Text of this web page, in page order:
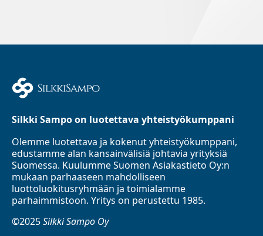
Silkki Sampo on luotettava yhteistyökumppani
Olemme luotettava ja kokenut yhteistyökumppani,
edustamme alan kansainvälisiä johtavia yrityksiä
Suomessa. Kuulumme Suomen Asiakastieto Oy:n
mukaan parhaaseen mahdolliseen
luottoluokitusryhmään ja toimialamme
parhaimmistoon. Yritys on perustettu 1985.
©2025Silkki Sampo Oy